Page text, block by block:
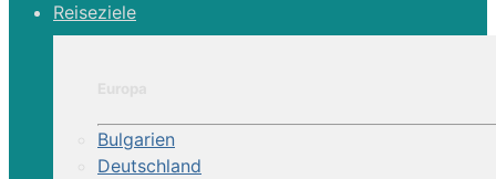
☎ Deutschland 0800 - 505 18 01
Über Uns
Reiseziele
Bulgarien
Deutschland